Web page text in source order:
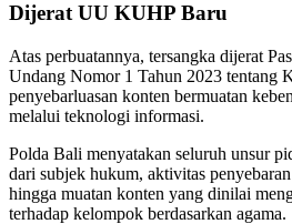
Dijerat UU KUHP Baru
Atas perbuatannya, tersangka dijerat
Undang Nomor 1 Tahun 2023 tentang
penyebarluasan konten bermuatan
melalui teknologi informasi.
Polda Bali menyatakan seluruh unsur
dari subjek hukum, aktivitas
hingga muatan konten yang dinilai
terhadap kelompok berdasarkan agama.